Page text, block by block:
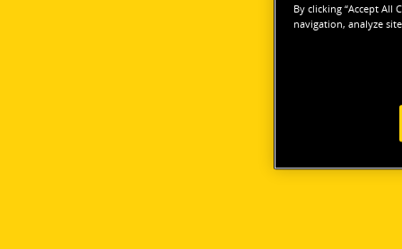
By clicking “Accept All
navigation, analyze